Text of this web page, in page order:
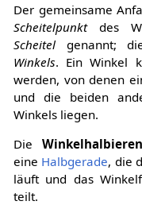
Der gemeinsame
Scheitelpunktdes
Scheitelgenannt;
Winkels. Ein Winkel
werden, von denen
und die beiden
Winkels liegen.
Die
eine Halbgerade, die
läuft und das
teilt.